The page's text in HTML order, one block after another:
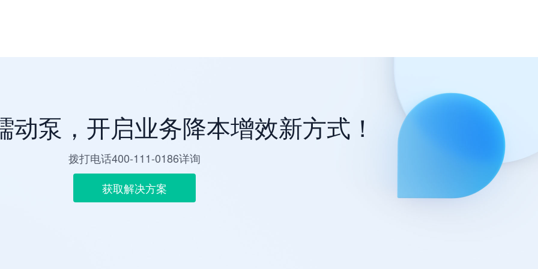
动泵，开启业务降本增效新方式！
拨打电话400-111-0186详询
获取解决方案